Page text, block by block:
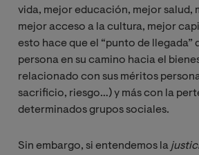
vida, mejor educación, mejor salud,
mejor acceso a la cultura, mejor
esto hace que el “punto de llegada”
persona en su camino hacia el
relacionado con sus méritos
sacrificio, riesgo…) y más con la
determinados grupos sociales.
Sin embargo, si entendemos la